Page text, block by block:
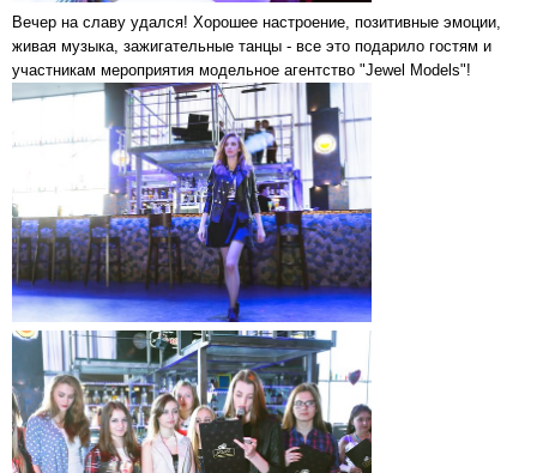
Вечер на славу удался! Хорошее настроение, позитивные эмоции,
живая музыка, зажигательные танцы - все это подарило гостям и
участникам мероприятия модельное агентство "Jewel Models"!